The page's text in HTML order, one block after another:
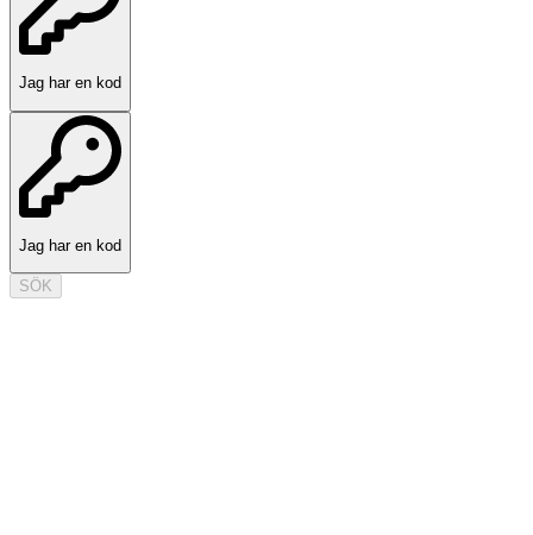
Jag har en kod
Jag har en kod
SÖK